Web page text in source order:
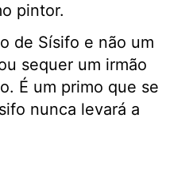
pintor.
de Sísifo e não um
sequer um irmão
É um primo que se
nunca levará a